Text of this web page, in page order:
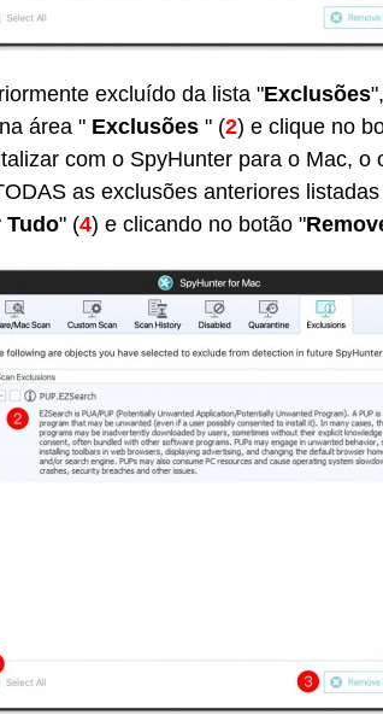
excluído da lista "Exclusões
área " Exclusões " (2) e clique no
com o SpyHunter para o Mac, o
as exclusões anteriores
Tudo" (4) e clicando no botão "